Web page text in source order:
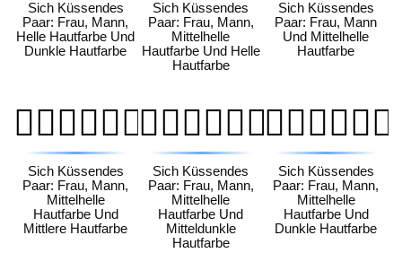
Sich Küssendes
Paar: Frau, Mann,
Helle Hautfarbe Und
Dunkle Hautfarbe
Sich Küssendes
Paar: Frau, Mann,
Mittelhelle
Hautfarbe Und Helle
Hautfarbe
Sich Küssendes
Paar: Frau, Mann
Und Mittelhelle
Hautfarbe
👩🏼‍❤️‍💋‍👨🏽
Sich Küssendes
Paar: Frau, Mann,
Mittelhelle
Hautfarbe Und
Mittlere Hautfarbe
👩🏼‍❤️‍💋‍👨🏾
Sich Küssendes
Paar: Frau, Mann,
Mittelhelle
Hautfarbe Und
Mitteldunkle
Hautfarbe
👩🏼‍❤️‍💋‍👨🏿
Sich Küssendes
Paar: Frau, Mann,
Mittelhelle
Hautfarbe Und
Dunkle Hautfarbe